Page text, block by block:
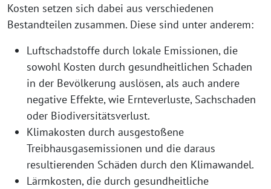
Kosten setzen sich dabei aus verschiedenen
Bestandteilen zusammen. Diese sind unter anderem:
Luftschadstoffe durch lokale Emissionen, die
sowohl Kosten durch gesundheitlichen Schaden
in der Bevölkerung auslösen, als auch andere
negative Effekte, wie Ernteverluste, Sachschaden
oder Biodiversitätsverlust.
Klimakosten durch ausgestoßene
Treibhausgasemissionen und die daraus
resultierenden Schäden durch den Klimawandel.
Lärmkosten, die durch gesundheitliche